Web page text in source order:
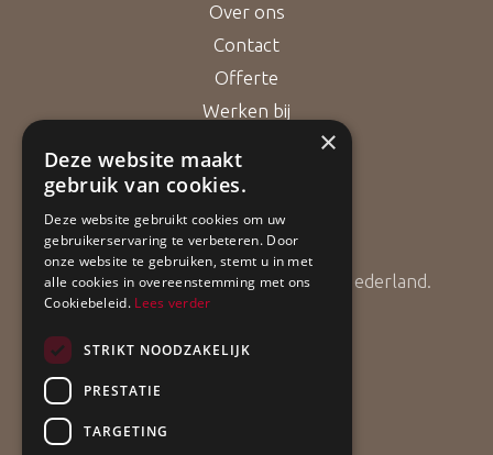
Over ons
Contact
Offerte
Werken bij
Bouwgarant
ApollBouw is lid van Bouwgarant Nederland.
×
Deze website maakt
gebruik van cookies.
Deze website gebruikt cookies om uw
gebruikerservaring te verbeteren. Door
onze website te gebruiken, stemt u in met
alle cookies in overeenstemming met ons
Cookiebeleid. Lees verder
STRIKT NOODZAKELIJK
PRESTATIE
TARGETING